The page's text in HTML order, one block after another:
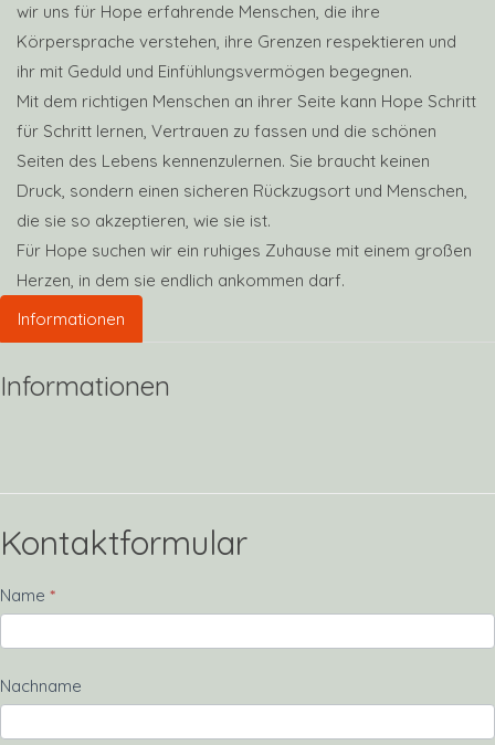
wir uns für Hope erfahrende Menschen, die ihre
Körpersprache verstehen, ihre Grenzen respektieren und
ihr mit Geduld und Einfühlungsvermögen begegnen.
Mit dem richtigen Menschen an ihrer Seite kann Hope Schritt
für Schritt lernen, Vertrauen zu fassen und die schönen
Seiten des Lebens kennenzulernen. Sie braucht keinen
Druck, sondern einen sicheren Rückzugsort und Menschen,
die sie so akzeptieren, wie sie ist.
Für Hope suchen wir ein ruhiges Zuhause mit einem großen
Herzen, in dem sie endlich ankommen darf.
Informationen
Informationen
Kontaktformular
Kontakt
Name *
Nachname